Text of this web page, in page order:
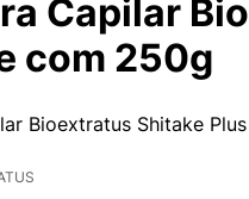
Capilar
com 250g
Bioextratus Shitake